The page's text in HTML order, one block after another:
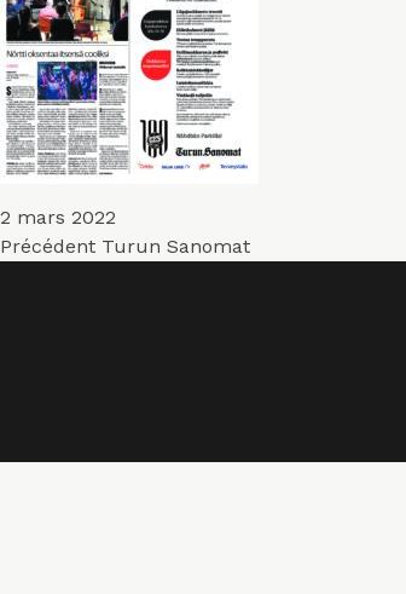
Publié
le
2 mars 2022
Navigation
Précédent Article
Turun Sanomat